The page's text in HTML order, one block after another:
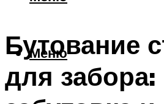
Меню
Бутование
для забора: